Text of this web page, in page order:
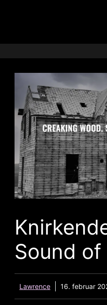
Sound
Lawrence 16. februar